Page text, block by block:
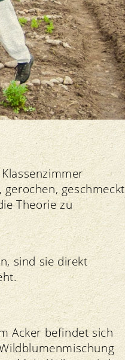
geschmeckt
Theorie zu
sind sie direkt
Acker befindet sich